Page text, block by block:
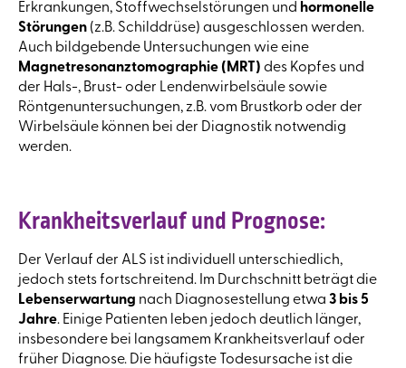
Erkrankungen, Stoffwechselstörungen und hormonelle
Störungen (z.B. Schilddrüse) ausgeschlossen werden.
Auch bildgebende Untersuchungen wie eine
Magnetresonanztomographie (MRT) des Kopfes und
der Hals-, Brust- oder Lendenwirbelsäule sowie
Röntgenuntersuchungen, z.B. vom Brustkorb oder der
Wirbelsäule können bei der Diagnostik notwendig
werden.
Krankheitsverlauf und Prognose:
Der Verlauf der ALS ist individuell unterschiedlich,
jedoch stets fortschreitend. Im Durchschnitt beträgt die
Lebenserwartung nach Diagnosestellung etwa 3 bis 5
Jahre. Einige Patienten leben jedoch deutlich länger,
insbesondere bei langsamem Krankheitsverlauf oder
früher Diagnose. Die häufigste Todesursache ist die